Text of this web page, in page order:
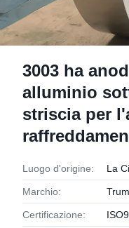
3003 ha
alluminio
striscia per
Luogo d'origine: La
Marchio:
Certificazione: